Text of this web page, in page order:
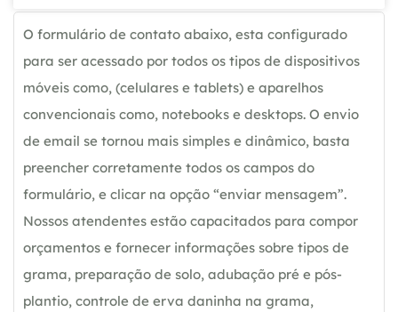
O formulário de contato abaixo, esta configurado
para ser acessado por todos os tipos de dispositivos
móveis como, (celulares e tablets) e aparelhos
convencionais como, notebooks e desktops. O envio
de email se tornou mais simples e dinâmico, basta
preencher corretamente todos os campos do
formulário, e clicar na opção “enviar mensagem”.
Nossos atendentes estão capacitados para compor
orçamentos e fornecer informações sobre tipos de
grama, preparação de solo, adubação pré e pós-
plantio, controle de erva daninha na grama,